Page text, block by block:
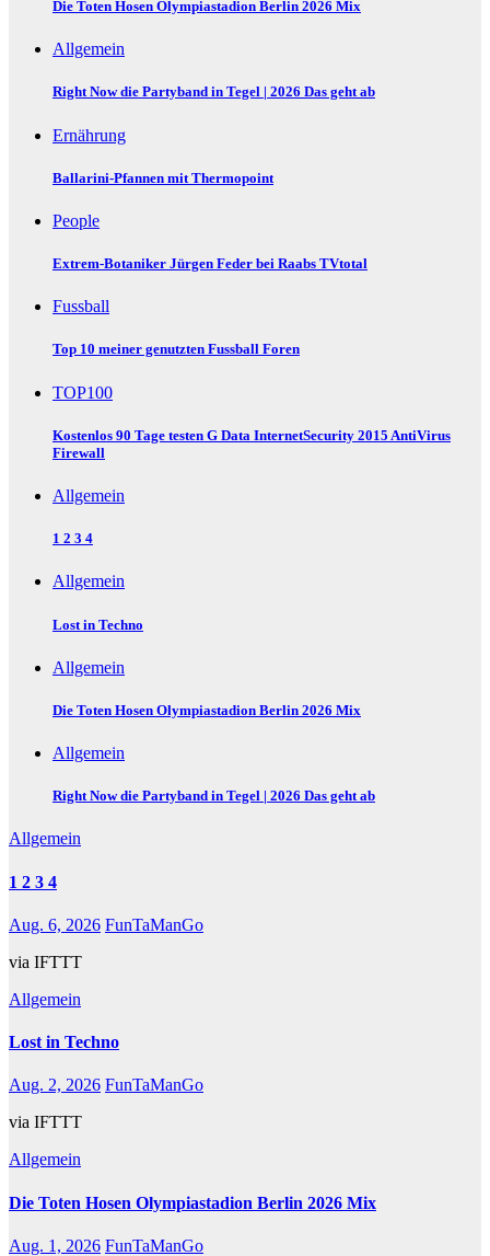
Die Toten Hosen Olympiastadion Berlin 2026 Mix
Allgemein
Right Now die Partyband in Tegel | 2026 Das geht ab
Ernährung
Ballarini-Pfannen mit Thermopoint
People
Extrem-Botaniker Jürgen Feder bei Raabs TVtotal
Fussball
Top 10 meiner genutzten Fussball Foren
TOP100
Kostenlos 90 Tage testen G Data InternetSecurity 2015 AntiVirus
Firewall
Allgemein
1 2 3 4
Allgemein
Lost in Techno
Allgemein
Die Toten Hosen Olympiastadion Berlin 2026 Mix
Allgemein
Right Now die Partyband in Tegel | 2026 Das geht ab
Allgemein
1 2 3 4
Aug. 6, 2026 FunTaManGo
via IFTTT
Allgemein
Lost in Techno
Aug. 2, 2026 FunTaManGo
via IFTTT
Allgemein
Die Toten Hosen Olympiastadion Berlin 2026 Mix
Aug. 1, 2026 FunTaManGo